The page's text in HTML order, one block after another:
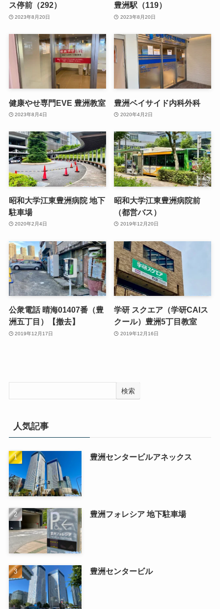
ス停前（292）
2023年8月20日
豊洲駅（119）
2023年8月20日
健康やせ専門EVE 豊洲教室
2023年8月4日
豊洲ベイサイド内科外科
2020年4月2日
昭和大学江東豊洲病院 地下
駐車場
2020年2月4日
昭和大学江東豊洲病院前
（都営バス）
2019年12月20日
公衆電話 晴海01407番（豊
洲五丁目）【撤去】
2019年12月17日
学研 スクエア（学研CAIス
クール）豊洲5丁目教室
2019年12月16日
検索
人気記事
豊洲センタービルアネックス
豊洲フォレシア 地下駐車場
豊洲センタービル